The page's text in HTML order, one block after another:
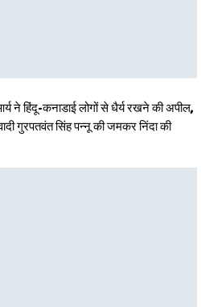
ने हिंदू-कनाडाई लोगों से धैर्य रखने की अपील,
गुरपतवंत सिंह पन्नू की जमकर निंदा की